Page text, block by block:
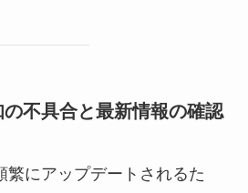
不具合と最新情報の確認
繁にアップデートされるた